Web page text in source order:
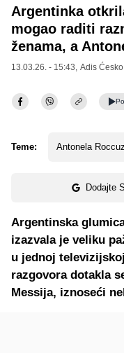
Argentinka
mogao raditi
ženama, a
13.03.26. - 15:43, Adis Ćesko
Teme: Antonela
Dodajte
Argentinska
izazvala je veliku
u jednoj
razgovora dotakla
Messija, iznoseći